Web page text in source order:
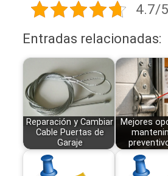
4.7/
Entradas relacionadas:
Reparación y Cambiar
Cable Puertas de
Garaje
Mejores